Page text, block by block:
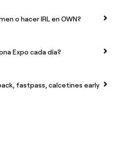
o hacer IRL en OWN?
Expo cada día?
fastpass, calcetines early